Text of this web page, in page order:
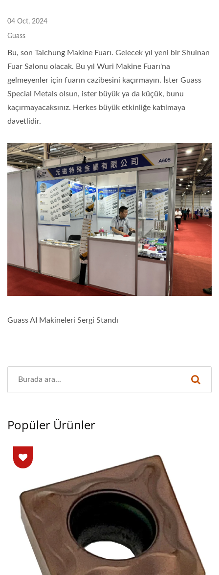
04 Oct, 2024
Guass
Bu, son Taichung Makine Fuarı. Gelecek yıl yeni bir Shuinan
Fuar Salonu olacak. Bu yıl Wuri Makine Fuarı'na
gelmeyenler için fuarın cazibesini kaçırmayın. İster Guass
Special Metals olsun, ister büyük ya da küçük, bunu
kaçırmayacaksınız. Herkes büyük etkinliğe katılmaya
davetlidir.
Guass AI Makineleri Sergi Standı
Popüler Ürünler